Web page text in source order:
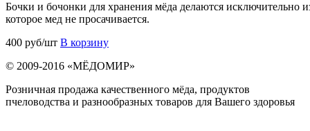
Бочки и бочонки для хранения мёда делаются исключительно
которое мед не просачивается.
400 руб/шт В корзину
© 2009-2016 «МЁДОМИР»
Розничная продажа качественного мёда, продуктов
пчеловодства и разнообразных товаров для Вашего здоровья